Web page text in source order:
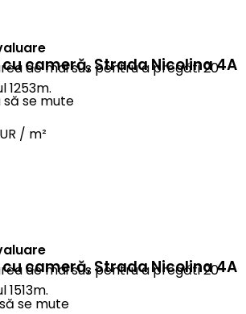
de mai sus pentru a pregăti 20
1253m.
cameră,Strada Nicolina 4A
se mute
/ m²
de mai sus pentru a pregăti 20
cameră,Strada Nicolina 4A
se mute